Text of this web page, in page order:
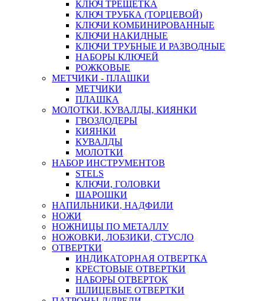
КЛЮЧ ТРЕЩЕТКА
КЛЮЧ ТРУБКА (ТОРЦЕВОЙ)
КЛЮЧИ КОМБИНИРОВАННЫЕ
КЛЮЧИ НАКИДНЫЕ
КЛЮЧИ ТРУБНЫЕ И РАЗВОДНЫЕ
НАБОРЫ КЛЮЧЕЙ
РОЖКОВЫЕ
МЕТЧИКИ - ПЛАШКИ
МЕТЧИКИ
ПЛАШКА
МОЛОТКИ, КУВАЛДЫ, КИЯНКИ
ГВОЗДОДЕРЫ
КИЯНКИ
КУВАЛДЫ
МОЛОТКИ
НАБОР ИНСТРУМЕНТОВ
STELS
КЛЮЧИ, ГОЛОВКИ
ШАРОШКИ
НАПИЛЬНИКИ, НАДФИЛИ
НОЖИ
НОЖНИЦЫ ПО МЕТАЛЛУ
НОЖОВКИ, ЛОБЗИКИ, СТУСЛО
ОТВЕРТКИ
ИНДИКАТОРНАЯ ОТВЕРТКА
КРЕСТОВЫЕ ОТВЕРТКИ
НАБОРЫ ОТВЕРТОК
ШЛИЦЕВЫЕ ОТВЕРТКИ